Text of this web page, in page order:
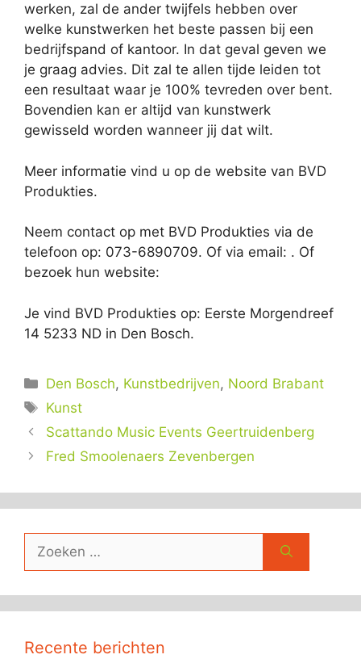
werken, zal de ander twijfels hebben over
welke kunstwerken het beste passen bij een
bedrijfspand of kantoor. In dat geval geven we
je graag advies. Dit zal te allen tijde leiden tot
een resultaat waar je 100% tevreden over bent.
Bovendien kan er altijd van kunstwerk
gewisseld worden wanneer jij dat wilt.
Meer informatie vind u op de website van BVD
Produkties.
Neem contact op met BVD Produkties via de
telefoon op: 073-6890709. Of via email: . Of
bezoek hun website:
Je vind BVD Produkties op: Eerste Morgendreef
14 5233 ND in Den Bosch.
Categorieën
Den Bosch, Kunstbedrijven, Noord Brabant
Tags
Kunst
Scattando Music Events Geertruidenberg
Fred Smoolenaers Zevenbergen
naar:
Recente berichten